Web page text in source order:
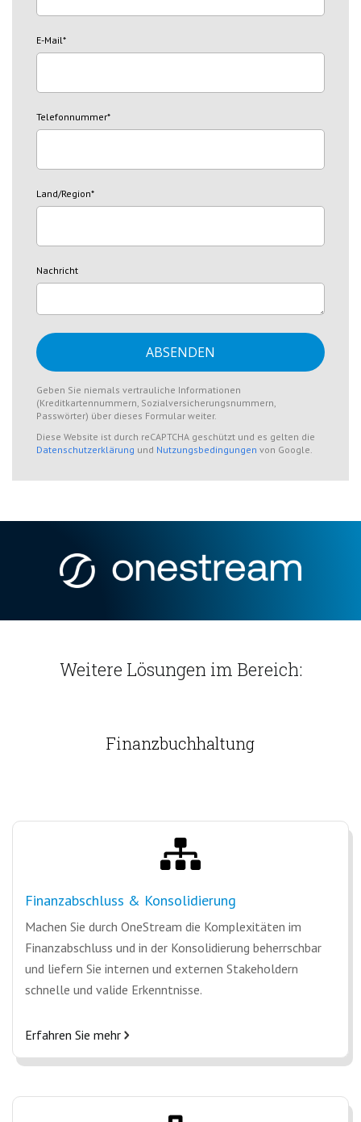
E-Mail*
Telefonnummer*
Land/Region*
Nachricht
Geben Sie niemals vertrauliche Informationen
(Kreditkartennummern, Sozialversicherungsnummern,
Passwörter) über dieses Formular weiter.
Diese Website ist durch reCAPTCHA geschützt und es gelten die
Datenschutzerklärung und Nutzungsbedingungen von Google.
Weitere Lösungen im Bereich:
Finanzbuchhaltung
Finanzabschluss & Konsolidierung
Machen Sie durch OneStream die Komplexitäten im
Finanzabschluss und in der Konsolidierung beherrschbar
und liefern Sie internen und externen Stakeholdern
schnelle und valide Erkenntnisse.
Erfahren Sie mehr